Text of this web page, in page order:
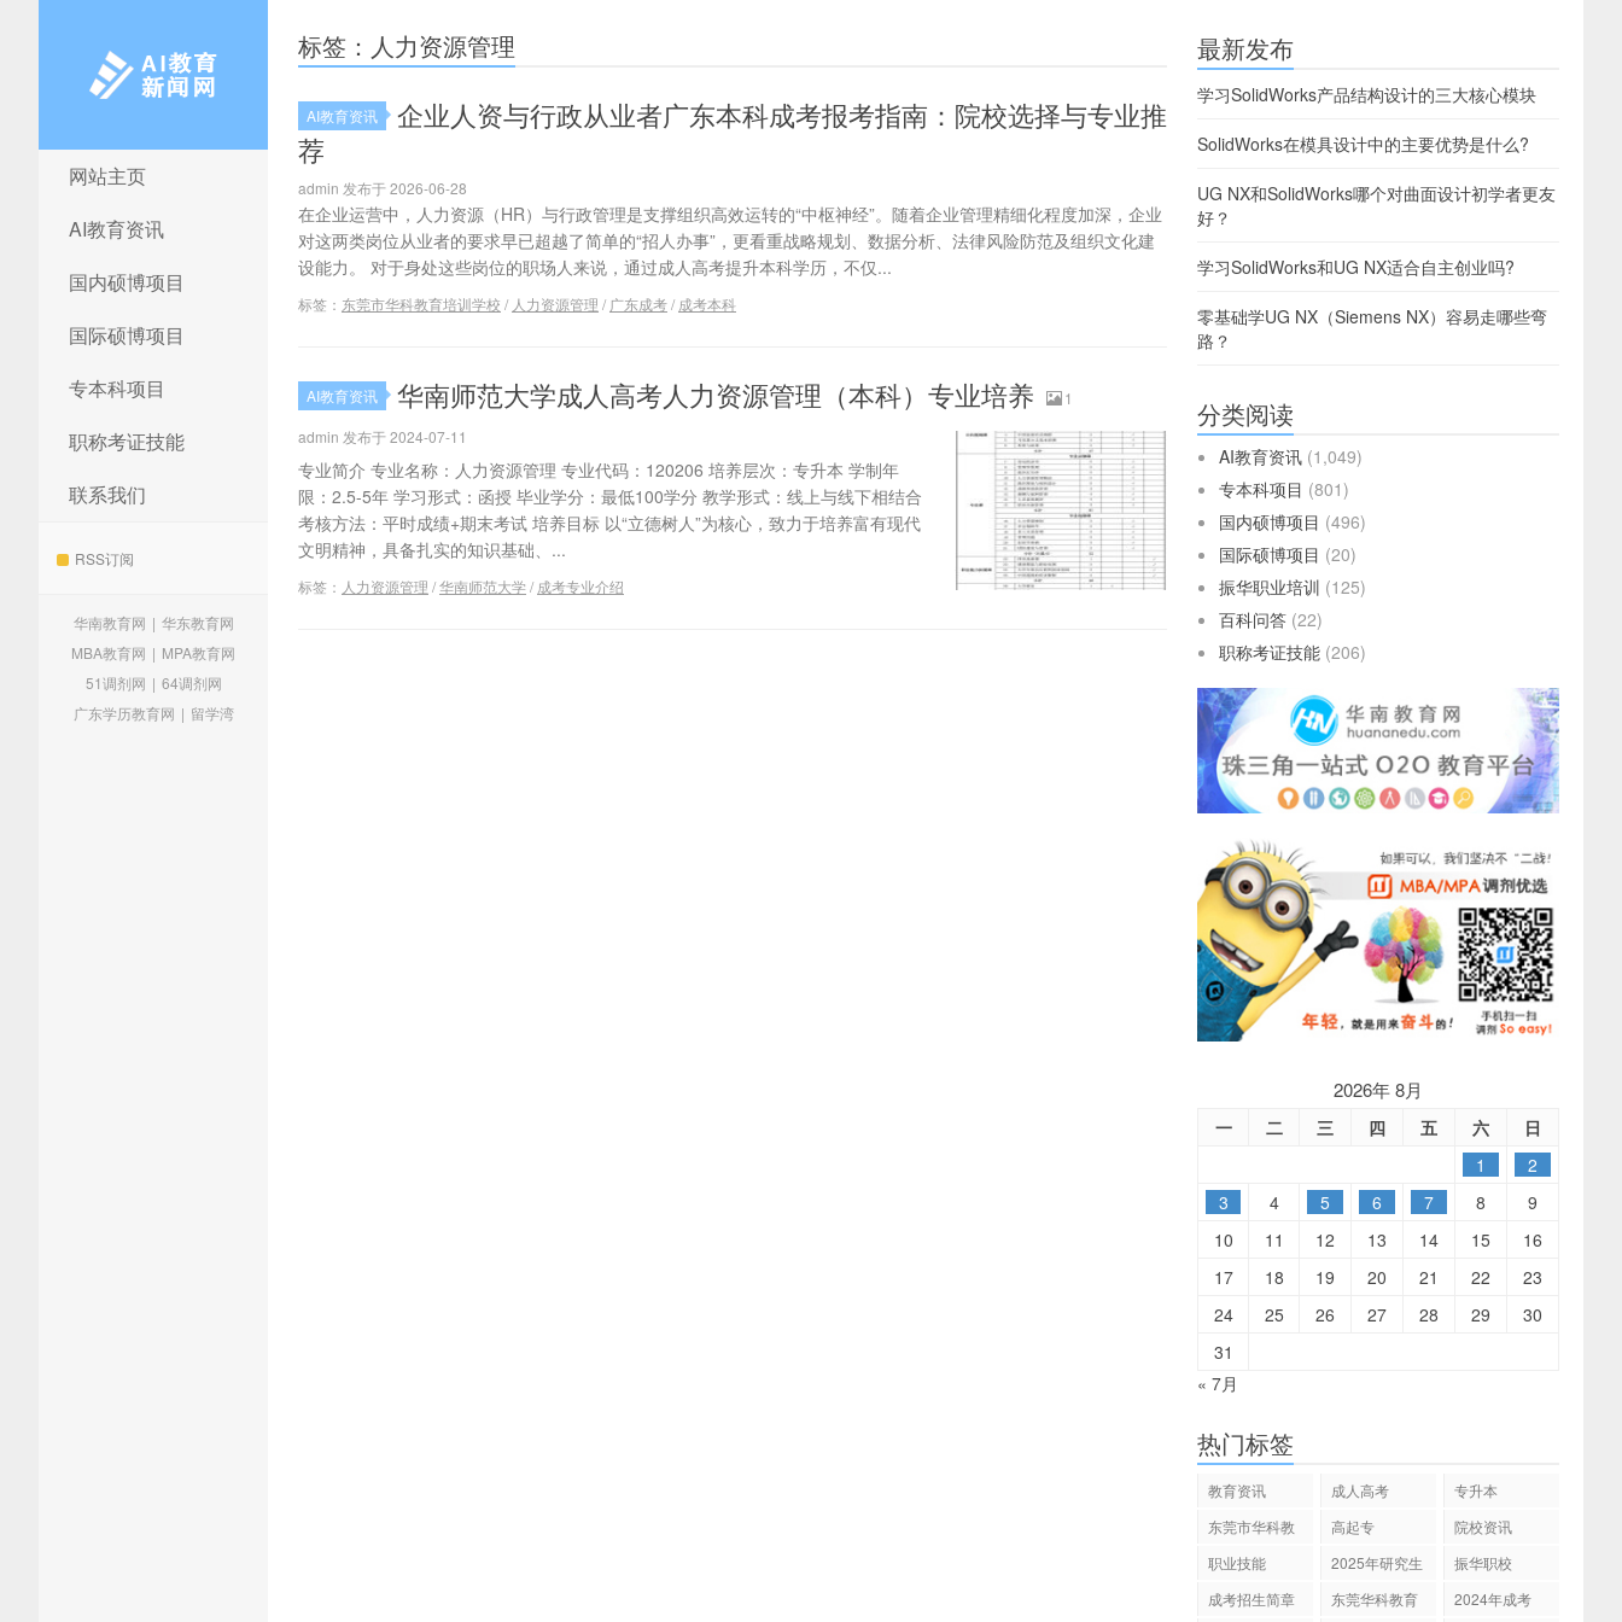
AI教育新闻网
网站主页
AI教育资讯
国内硕博项目
国际硕博项目
专本科项目
职称考证技能
联系我们
RSS订阅
华南教育网 | 华东教育网
MBA教育网 | MPA教育网
51调剂网 | 64调剂网
广东学历教育网 | 留学湾
标签：人力资源管理
AI教育资讯
企业人资与行政从业者广东本科成考报考指南：院校选择与专业推
荐
admin 发布于 2026-06-28
在企业运营中，人力资源（HR）与行政管理是支撑组织高效运转的“中枢神经”。随着企业管理精细化程度加深，企业
对这两类岗位从业者的要求早已超越了简单的“招人办事”，更看重战略规划、数据分析、法律风险防范及组织文化建
设能力。 对于身处这些岗位的职场人来说，通过成人高考提升本科学历，不仅...
标签： 东莞市华科教育培训学校 / 人力资源管理 / 广东成考/ 成考本科
AI教育资讯 华南师范大学成人高考人力资源管理（本科）专业培养
1
admin 发布于 2024-07-11
专业简介 专业名称：人力资源管理 专业代码：120206 培养层次：专升本 学制年
限：2.5-5年 学习形式：函授 毕业学分：最低100学分 教学形式：线上与线下相结合
考核方法：平时成绩+期末考试 培养目标 以“立德树人”为核心，致力于培养富有现代
文明精神，具备扎实的知识基础、...
标签： 人力资源管理 /华南师范大学/ 成考专业介绍
最新发布
学习SolidWorks产品结构设计的三大核心模块
SolidWorks在模具设计中的主要优势是什么?
UG NX和SolidWorks哪个对曲面设计初学者更友
好？
学习SolidWorks和UG NX适合自主创业吗?
零基础学UG NX（Siemens NX）容易走哪些弯
路？
分类阅读
AI教育资讯 (1,049)
专本科项目 (801)
国内硕博项目 (496)
国际硕博项目 (20)
振华职业培训 (125)
百科问答 (22)
职称考证技能 (206)
2026年 8月
一 二 三 四 五 六
日
1
2
3
4 5 6 7 8
9
10
11 12 13 14 15
16
17
18 19 20 21 22
23
24
25 26 27 28 29
30
31
« 7月
热门标签
教育资讯 成人高考
专升本
东莞市华科教
高起专
院校资讯
职业技能
2025年研究生
振华职校
成考招生简章
东莞华科教育 2024年成考